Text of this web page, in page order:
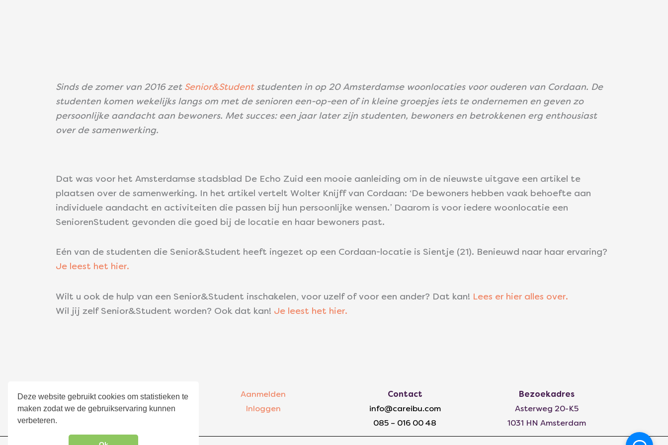
Deze website gebruikt cookies om statistieken te
maken zodat we de gebruikservaring kunnen
verbeteren.
Sinds de zomer van 2016 zet Senior&Studentstudenten in op 20 Amsterdamse woonlocaties voor ouderen van Cordaan. De
studenten komen wekelijks langs om met de senioren een-op-een of in kleine groepjes iets te ondernemen en geven zo
persoonlijke aandacht aan bewoners. Met succes: een jaar later zijn studenten, bewoners en betrokkenen erg enthousiast
over de samenwerking.
Dat was voor het Amsterdamse stadsblad De Echo Zuid een mooie aanleiding om in de nieuwste uitgave een artikel te
plaatsen over de samenwerking. In het artikel vertelt Wolter Knijff van Cordaan: ‘De bewoners hebben vaak behoefte aan
individuele aandacht en activiteiten die passen bij hun persoonlijke wensen.’ Daarom is voor iedere woonlocatie een
SeniorenStudent gevonden die goed bij de locatie en haar bewoners past.
Eén van de studenten die Senior&Student heeft ingezet op een Cordaan-locatie is Sientje (21). Benieuwd naar haar ervaring?
Je leest het hier.
Wilt u ook de hulp van een Senior&Student inschakelen, voor uzelf of voor een ander? Dat kan! Lees er hier alles over.
Wil jij zelf Senior&Student worden? Ook dat kan! Je leest het hier.
Over Careibu
Algemene voorwaarden
Aanmelden
Inloggen
Contact
info@careibu.com
085 – 016 00 48
Bezoekadres
Asterweg 20-K5
1031 HN Amsterdam